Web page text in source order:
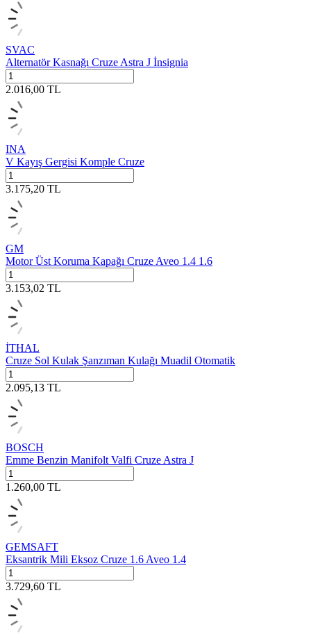
SVAC
Alternatör Kasnağı Cruze Astra J İnsignia
2.016,00 TL
INA
V Kayış Gergisi Komple Cruze
3.175,20 TL
GM
Motor Üst Koruma Kapağı Cruze Aveo 1.4 1.6
3.153,02 TL
İTHAL
Cruze Sol Kulak Şanzıman Kulağı Muadil Otomatik
2.095,13 TL
BOSCH
Emme Benzin Manifolt Valfi Cruze Astra J
1.260,00 TL
GEMSAFT
Eksantrik Mili Eksoz Cruze 1.6 Aveo 1.4
3.729,60 TL